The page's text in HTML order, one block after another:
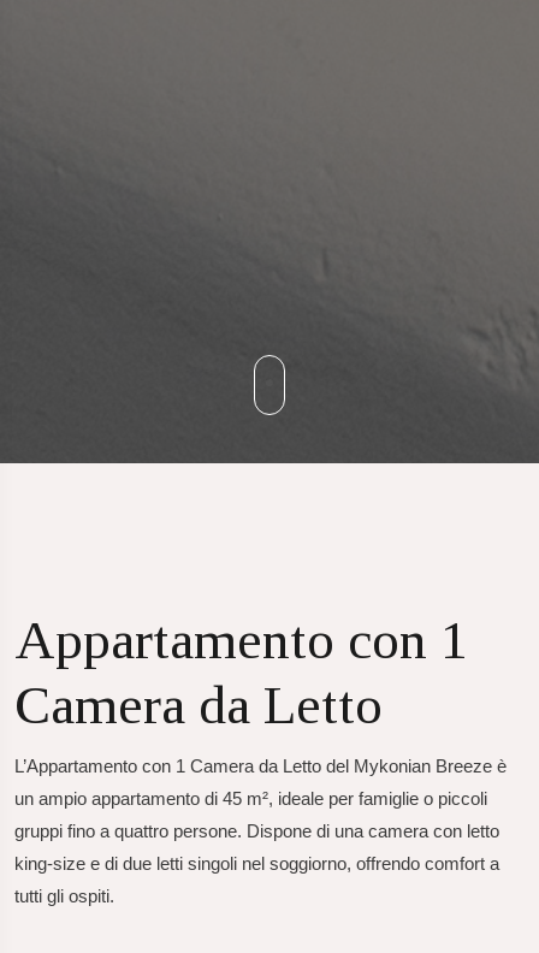
Appartamento con 1
Camera da Letto
L’Appartamento con 1 Camera da Letto del Mykonian Breeze è
un ampio appartamento di 45 m², ideale per famiglie o piccoli
gruppi fino a quattro persone. Dispone di una camera con letto
king-size e di due letti singoli nel soggiorno, offrendo comfort a
tutti gli ospiti.